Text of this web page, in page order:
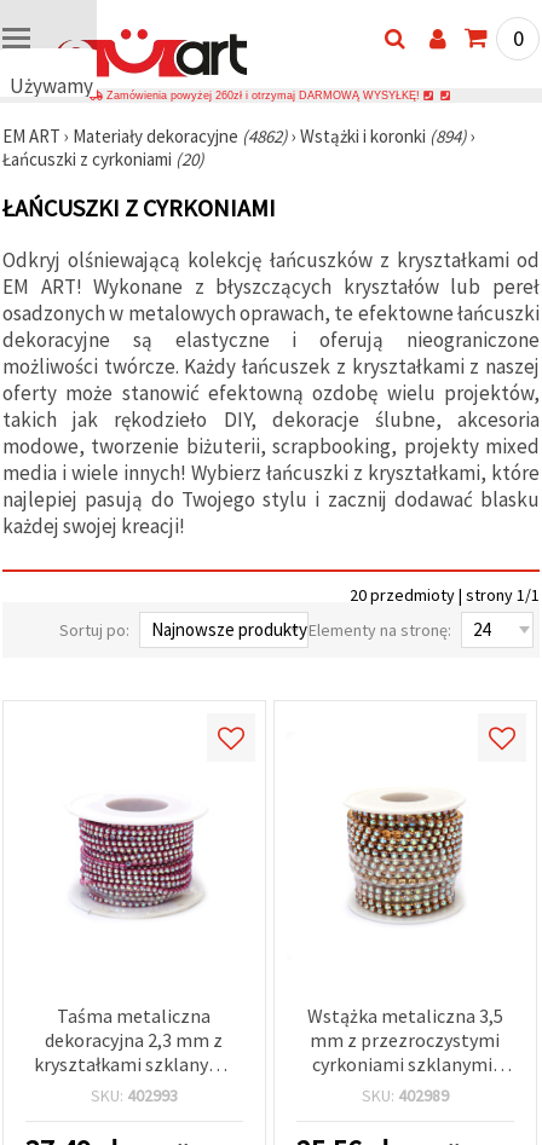
Używamy
cookie
🍪
Używamy
plików
podobnych
technologii,
aby
zapewnić
prawidłowe
działanie
strony
internetowej,
poprawić
komfort
korzystania
z niej oraz,
za Państwa
zgodą,
analizować
ruch i
bardziej
reklamy,
zgodzić się
wskazać
swoje
preferencje
0
Zamówienia powyżej 260zł i otrzymaj DARMOWĄ WYSYŁKĘ!
EM ART › Materiały dekoracyjne (4862)› Wstążki i koronki (894)›
Łańcuszki z cyrkoniami (20)
ŁAŃCUSZKI Z CYRKONIAMI
Odkryj olśniewającą kolekcję łańcuszków z kryształkami od
EM ART! Wykonane z błyszczących kryształów lub pereł
osadzonych w metalowych oprawach, te efektowne łańcuszki
dekoracyjne są elastyczne i oferują nieograniczone
możliwości twórcze. Każdy łańcuszek z kryształkami z naszej
oferty może stanowić efektowną ozdobę wielu projektów,
takich jak rękodzieło DIY, dekoracje ślubne, akcesoria
modowe, tworzenie biżuterii, scrapbooking, projekty mixed
media i wiele innych! Wybierz łańcuszki z kryształkami, które
najlepiej pasują do Twojego stylu i zacznij dodawać blasku
każdej swojej kreacji!
20 przedmioty | strony 1/1
Sortuj po:
Elementy na stronę:
Taśma metaliczna
dekoracyjna 2,3 mm z
kryształkami szklanymi,
czerwień różana SS6 – 9 m
SKU: 402993
Wstążka metaliczna 3,5
mm z przezroczystymi
cyrkoniami szklanymi,
kolor złoto‑tęczowy SS16
wyrób biżuterii, dekoracje
SKU: 402989